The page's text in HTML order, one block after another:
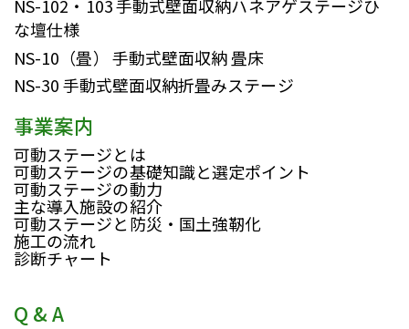
NS-102・103手動式壁面収納ハネアゲステージひ
な壇仕様
NS-10（畳） 手動式壁面収納 畳床
NS-30手動式壁面収納折畳みステージ
事業案内
可動ステージとは
可動ステージの基礎知識と選定ポイント
可動ステージの動力
主な導入施設の紹介
可動ステージと防災・国土強靭化
施工の流れ
診断チャート
Q & A